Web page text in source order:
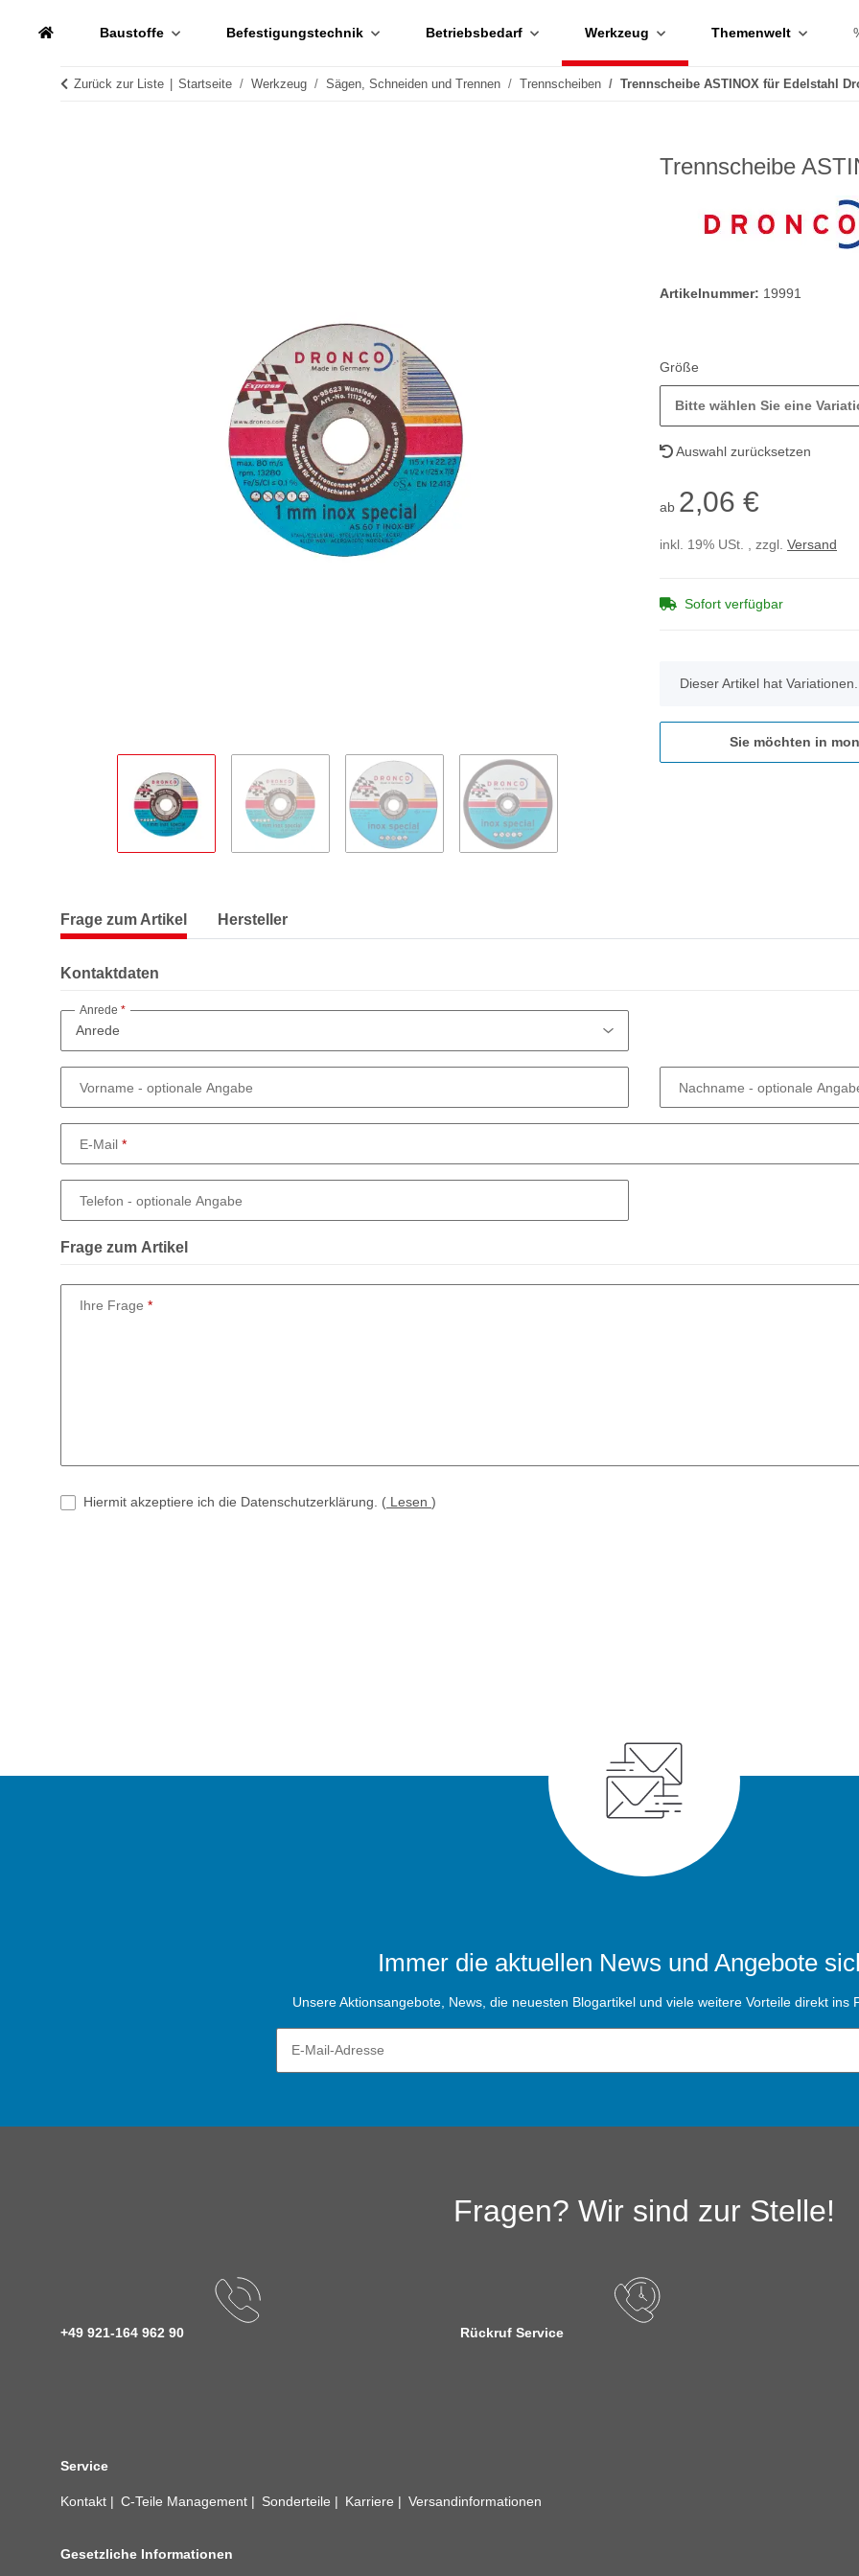
Baustoffe Befestigungstechnik Betriebsbedarf Werkzeug Themenwelt
Zurück zur Liste Startseite Werkzeug Sägen, Schneiden und Trennen Trennscheiben Trennscheibe ASTINOX für Edelstahl
Trennscheibe
Artikelnummer: 19991
Größe
Bitte wählen Sie eine
Auswahl zurücksetzen
ab 2,06 €
inkl. 19% USt. , zzgl. Versand
Sofort verfügbar
x
Dieser Artikel hat
Sie möchten in
Frage zum Artikel Hersteller
Kontaktdaten
Anrede
Vorname - optionale Angabe Nachname - optionale
E-Mail
Telefon - optionale Angabe
Frage zum Artikel
Ihre Frage
Hiermit akzeptiere ich die Datenschutzerklärung. ( Lesen )
Immer die aktuellen News und Angebote
Unsere Aktionsangebote, News, die neuesten Blogartikel und viele weitere Vorteile direkt ins
Fragen? Wir sind zur Stelle!
+49 921-164 962 90 Rückruf Service
Service
Kontakt C-Teile Management Sonderteile Karriere Versandinformationen
Gesetzliche Informationen